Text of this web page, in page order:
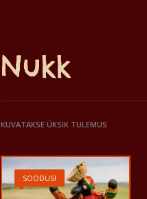
Nukk
KUVATAKSE ÜKSIK TULEMUS
SOODUS!